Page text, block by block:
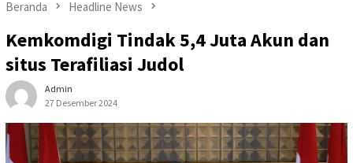
Beranda Headline News
Kemkomdigi Tindak 5,4 Juta Akun dan
situs Terafiliasi Judol
Admin
27 Desember 2024